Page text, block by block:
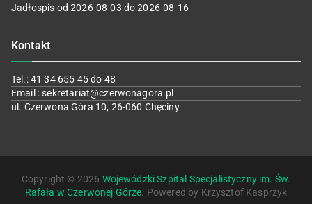
Jadłospis od 2026-08-03 do 2026-08-16
Kontakt
Tel.: 41 34 655 45 do 48
Email : sekretariat@czerwonagora.pl
ul. Czerwona Góra 10, 26-060 Chęciny
Copyright © 2026 Wojewódzki Szpital Specjalistyczny im. Św.
Rafała w Czerwonej Górze. Powered by Krzysztof Kasprzyk